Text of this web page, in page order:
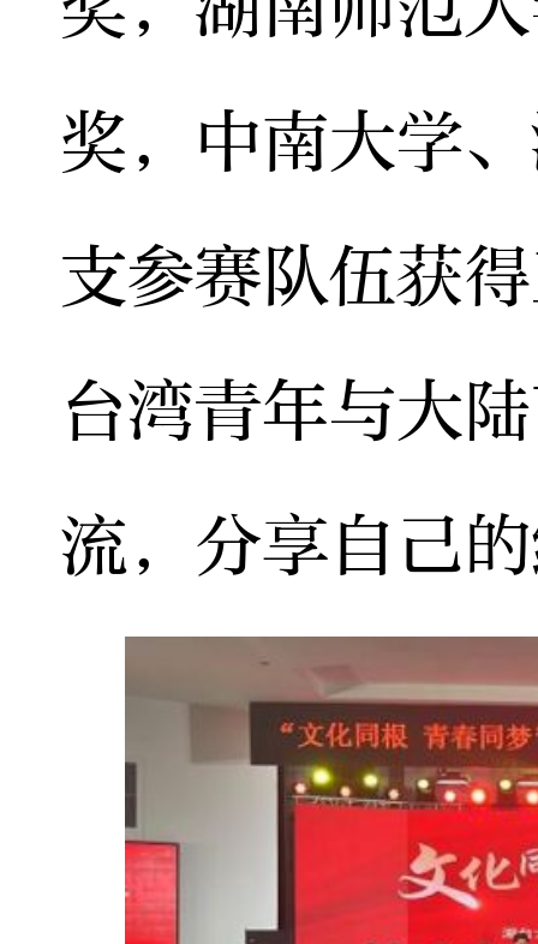
奖，中南大学
支参赛队伍获
台湾青年与大
流，分享自己